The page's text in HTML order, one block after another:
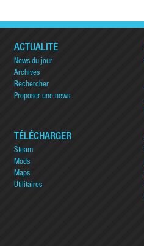
ACTUALITÉ
News du jour
Archives
Rechercher
Proposer une news
TÉLÉCHARGER
Steam
Mods
Maps
Utilitaires